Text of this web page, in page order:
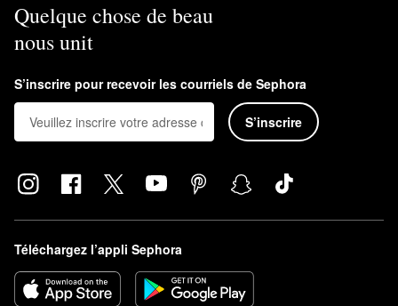
Quelque chose de beau
nous unit
S’inscrire pour recevoir les courriels de Sephora
S’inscrire
Téléchargez l’appli Sephora